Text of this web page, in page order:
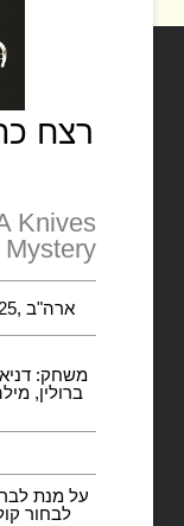
רצח
Knives
Mystery
ארה"ב ,2025 | אנגלית – ארה"ב | 140 דקות
משחק:
ברולין,
על מנת
לבחור